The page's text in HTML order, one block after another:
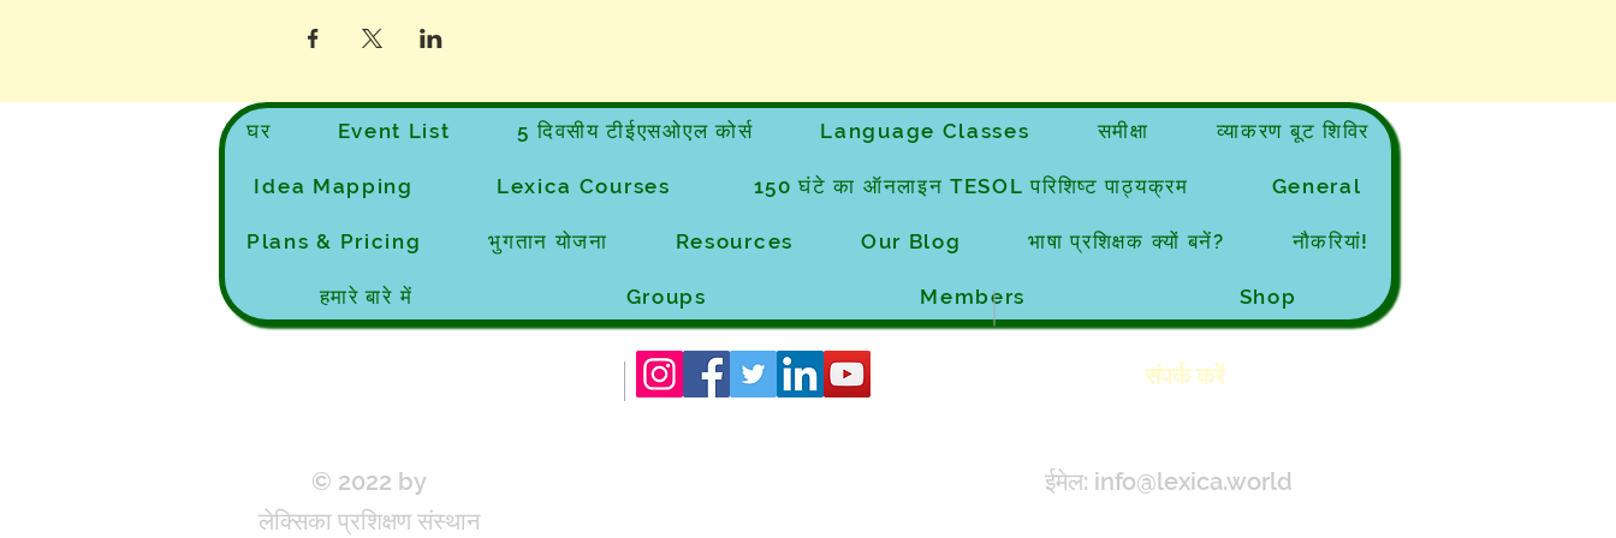
घर Event List 5 दिवसीय टीईएसओएल कोर्स Language Classes समीक्षा व्याकरण बूट शिविर
Idea Mapping Lexica Courses 150 घंटे का ऑनलाइन TESOL परिशिष्ट पाठ्यक्रम General
Plans & Pricing भुगतान योजना Resources Our Blog भाषा प्रशिक्षक क्यों बनें? नौकरियां!
हमारे बारे में Groups Members Shop
संपर्क करें
© 2022 by
लेक्सिका प्रशिक्षण संस्थान
ईमेल: info@lexica.world